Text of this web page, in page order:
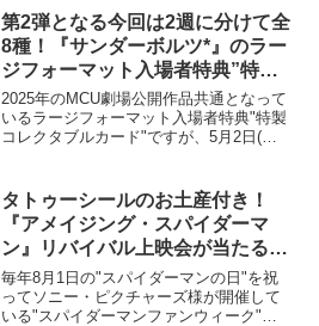
部作の"完結編"と記載しましたが、どう
やらこれはあくまで"現行3部作の完結
編"であり、彼の物語がまだまだ続くこと
が明らかとなったようです。
第2弾となる今回は2週に分けて全
8種！『サンダーボルツ*』のラー
ジフォーマット入場者特典”特製
コレクタブルカード”デザインが
発表！！
2025年のMCU劇場公開作品共通となって
いるラージフォーマット入場者特典"特製
コレクタブルカード"ですが、5月2日(金)
タトゥーシールのお土産付き！
『アメイジング・スパイダーマ
ン』リバイバル上映会が当たるキ
ャンペーンが2025/7/21(月)まで開
催！！
毎年8月1日の"スパイダーマンの日"を祝
ってソニー・ピクチャーズ様が開催して
いる"スパイダーマンファンウィーク"が